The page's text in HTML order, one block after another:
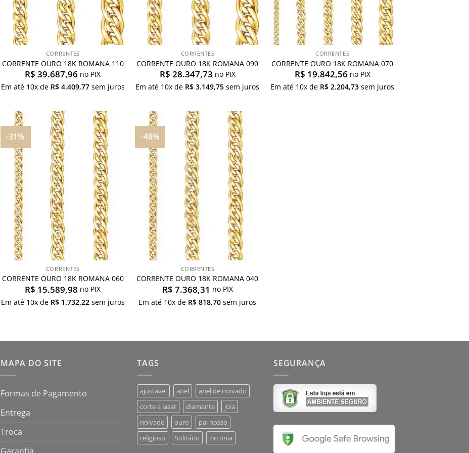
CORRENTES
CORRENTE OURO 18K ROMANA 110
R$ 39.687,96 no PIX
Em até 10x de R$4.409,77sem juros
CORRENTES
CORRENTE OURO 18K ROMANA 090
R$ 28.347,73 no PIX
Em até 10x de R$ 3.149,75 sem juros
CORRENTES
CORRENTE OURO 18K ROMANA 070
R$ 19.842,56 no PIX
Em até 10x de R$ 2.204,73 sem juros
-31%
Adicionar
aos
meus
desejos
CORRENTES
CORRENTE OURO 18K ROMANA 060
R$ 15.589,98 no PIX
Em até 10x de R$1.732,22sem juros
-48%
Adicionar
aos
meus
desejos
CORRENTES
CORRENTE OURO 18K ROMANA 040
R$ 7.368,31 no PIX
Em até 10x de R$ 818,70 sem juros
MAPA DO SITE
Formas de Pagamento
Entrega
Troca
TAGS
ajustável anel
anel de noivado
corte a laser
diamante
joia
noivado
ouro
pai nosso
religioso
Solitário zirconia
SEGURANÇA